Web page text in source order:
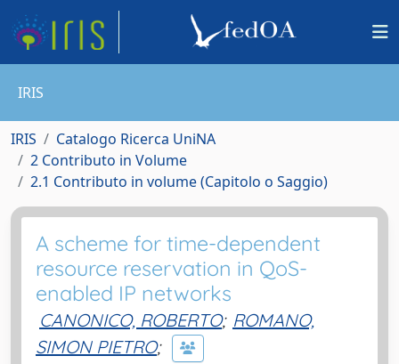
IRIS
IRIS
Catalogo Ricerca UniNA
2 Contributo in Volume
2.1 Contributo in volume (Capitolo o Saggio)
A scheme for time-dependent
resource reservation in QoS-
enabled IP networks
CANONICO, ROBERTO; ROMANO,
SIMON PIETRO;